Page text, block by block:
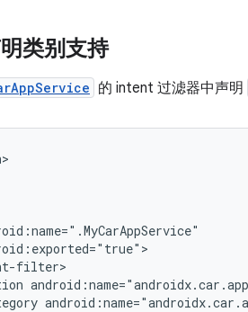
类别支持
的 intent 过滤器中声明